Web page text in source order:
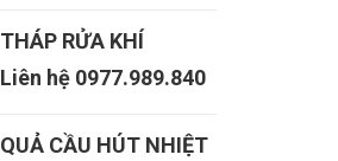
THÁP RỬA KHÍ
Liên hệ 0977.989.840
QUẢ CẦU HÚT NHIỆT